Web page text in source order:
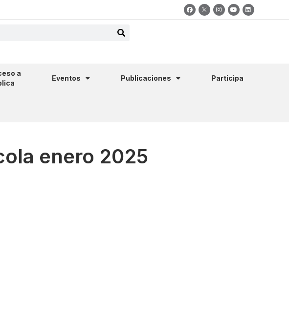
a
Eventos Publicaciones
Participa
enero 2025